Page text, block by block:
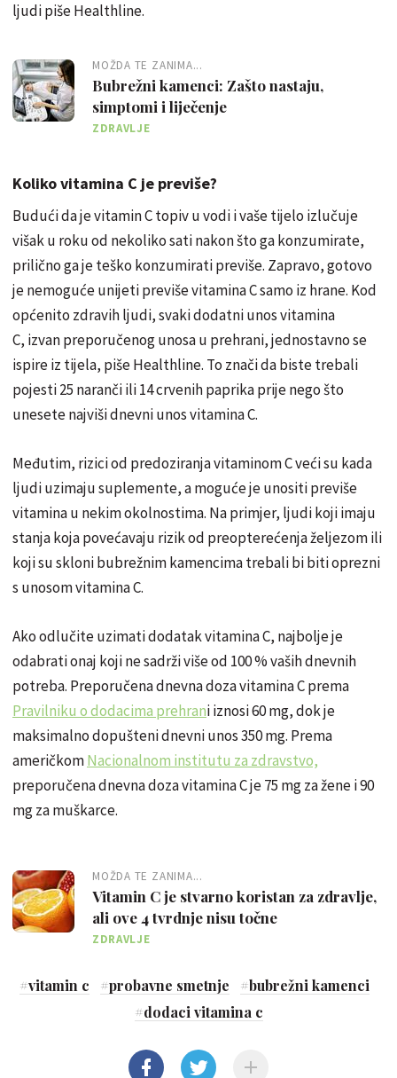
ljudi piše Healthline.
MOŽDA TE ZANIMA...
Bubrežni kamenci: Zašto nastaju,
simptomi i liječenje
ZDRAVLJE
Koliko vitamina C je previše?
Budući da je vitamin C topiv u vodi i vaše tijelo izlučuje
višak u roku od nekoliko sati nakon što ga konzumirate,
prilično ga je teško konzumirati previše. Zapravo, gotovo
je nemoguće unijeti previše vitamina C samo iz hrane. Kod
općenito zdravih ljudi, svaki dodatni unos vitamina
C, izvan preporučenog unosa u prehrani, jednostavno se
ispire iz tijela, piše Healthline. To znači da biste trebali
pojesti 25 naranči ili 14 crvenih paprika prije nego što
unesete najviši dnevni unos vitamina C.
Međutim, rizici od predoziranja vitaminom C veći su kada
ljudi uzimaju suplemente, a moguće je unositi previše
vitamina u nekim okolnostima. Na primjer, ljudi koji imaju
stanja koja povećavaju rizik od preopterećenja željezom ili
koji su skloni bubrežnim kamencima trebali bi biti oprezni
s unosom vitamina C.
Ako odlučite uzimati dodatak vitamina C, najbolje je
odabrati onaj koji ne sadrži više od 100 % vaših dnevnih
potreba. Preporučena dnevna doza vitamina C prema
Pravilniku o dodacima prehrani iznosi 60 mg, dok je
maksimalno dopušteni dnevni unos 350 mg. Prema
američkomNacionalnom institutu za zdravstvo,
preporučena dnevna doza vitamina C je 75 mg za žene i 90
mg za muškarce.
MOŽDA TE ZANIMA...
Vitamin C je stvarno koristan za zdravlje,
ali ove 4 tvrdnje nisu točne
ZDRAVLJE
#vitamin c #probavne smetnje #bubrežni kamenci
#dodaci vitamina c